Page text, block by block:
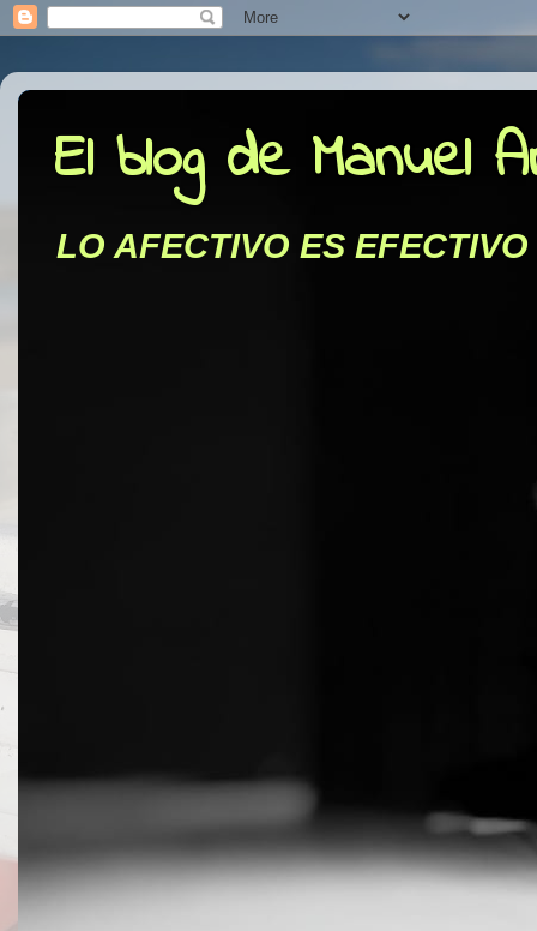
El blog de Manuel
LO AFECTIVO ES EFECTIVO